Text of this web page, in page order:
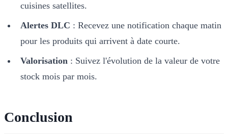
cuisines satellites.
Alertes DLC : Recevez une notification chaque matin
pour les produits qui arrivent à date courte.
Valorisation : Suivez l'évolution de la valeur de votre
stock mois par mois.
Conclusion